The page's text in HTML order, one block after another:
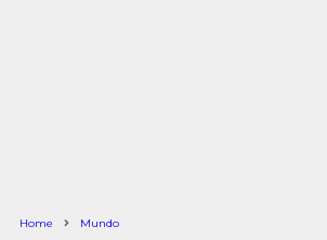
Home Mundo